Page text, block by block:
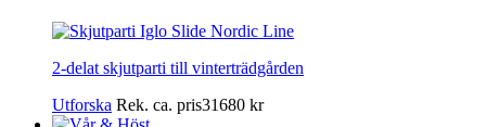
2-delat skjutparti till vinterträdgården
Utforska Rek. ca. pris31680 kr